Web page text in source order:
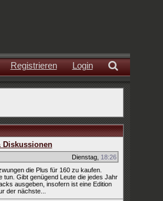
Login
Registrieren
Diskussionen
Dienstag, 18:26
die Plus für 160 zu kaufen.
tun. Gibt genügend Leute die jedes Jahr
ausgeben, insofern ist eine Edition
der nächste...